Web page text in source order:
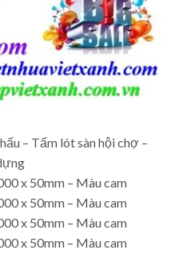
– Tấm lót sàn hội chợ –
x 50mm – Màu cam
x 50mm – Màu cam
x 50mm – Màu cam
x 50mm – Màu cam